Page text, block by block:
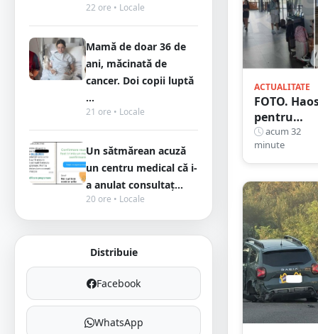
22 ore • Locale
Mamă de doar 36 de
ani, măcinată de
cancer. Doi copii luptă
...
21 ore • Locale
Un sătmărean acuză
un centru medical că i-
a anulat consultaț...
20 ore • Locale
Distribuie
Facebook
WhatsApp
ACTUALITATE
FOTO.
pentru
pasagerii
cursei Wizz
Air Satu
Mare –
Londra.
anulat,
o nouă
întârziere.
Fără
explicații
clare
acum 32
minute